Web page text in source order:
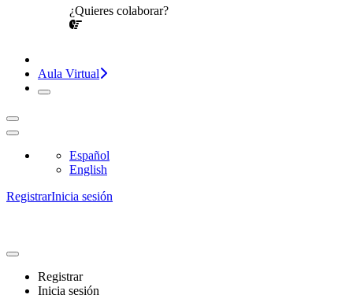
¿Quieres colaborar?
Aula Virtual
Español
English
RegistrarInicia sesión
Registrar
Inicia sesión